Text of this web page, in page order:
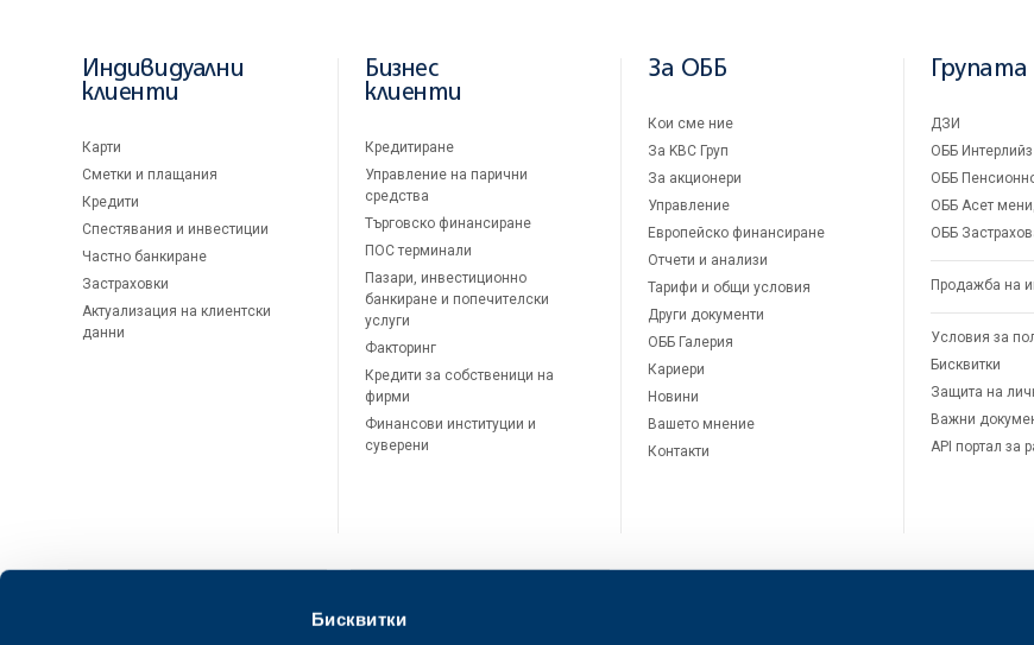
Бисквитки
Индивидуални
клиенти
Карти
Сметки и плащания
Кредити
Спестявания и инвестиции
Частно банкиране
Застраховки
Актуализация на клиентски
данни
Бизнес
клиенти
Кредитиране
Управление на парични
средства
Търговско финансиране
ПОС терминали
Пазари, инвестиционно
банкиране и попечителски
услуги
Факторинг
Кредити за собственици на
фирми
Финансови институции и
суверени
За ОББ
Кои сме ние
За KBC Груп
За акционери
Управление
Европейско финансиране
Отчети и анализи
Тарифи и общи условия
Други документи
ОББ Галерия
Кариери
Новини
Вашето мнение
Контакти
Групата
ДЗИ
ОББ Интерлийз
ОББ
ОББ Асет
ОББ
Продажба на
Условия за
Бисквитки
Защита на
Важни
API портал за